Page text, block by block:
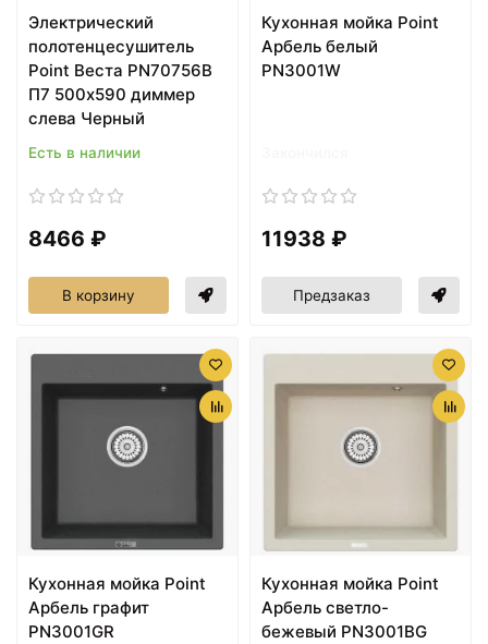
Электрический
полотенцесушитель
Point Веста PN70756B
П7 500x590 диммер
слева Черный
Есть в наличии
8466 ₽
В корзину
Кухонная мойка Point
Арбель белый
PN3001W
11938 ₽
Предзаказ
Кухонная мойка Point
Арбель графит
PN3001GR
Кухонная мойка Point
Арбель светло-
бежевый PN3001BG